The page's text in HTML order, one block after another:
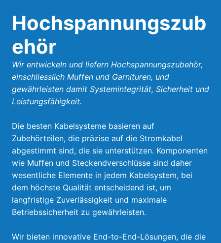
Hochspannungszub
ehör
Wir entwickeln und liefern Hochspannungszubehör,
einschliesslich Muffen und Garnituren, und
gewährleisten damit Systemintegrität, Sicherheit und
Leistungsfähigkeit.
Die besten Kabelsysteme basieren auf
Zubehörteilen, die präzise auf die Stromkabel
abgestimmt sind, die sie unterstützen. Komponenten
wie Muffen und Steckendverschlüsse sind daher
wesentliche Elemente in jedem Kabelsystem, bei
dem höchste Qualität entscheidend ist, um
langfristige Zuverlässigkeit und maximale
Betriebssicherheit zu gewährleisten.
Wir bieten innovative End-to-End-Lösungen, die die